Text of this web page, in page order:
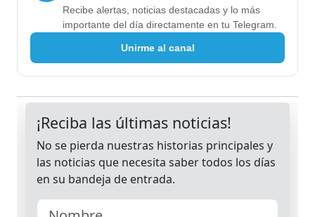
Recibe alertas, noticias destacadas y lo más
importante del día directamente en tu Telegram.
Unirme al canal